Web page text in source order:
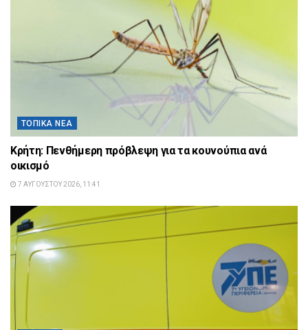
ΤΟΠΙΚΆ ΝΈΑ
Κρήτη: Πενθήμερη πρόβλεψη για τα κουνούπια ανά
οικισμό
7 ΑΥΓΟΎΣΤΟΥ 2026, 11:41